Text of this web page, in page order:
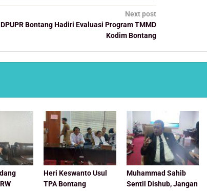
Next post
DPUPR Bontang Hadiri Evaluasi Program TMMD
Kodim Bontang
Heri Keswanto Usul
TPA Bontang
Muhammad Sahib
Sentil Dishub, Jangan